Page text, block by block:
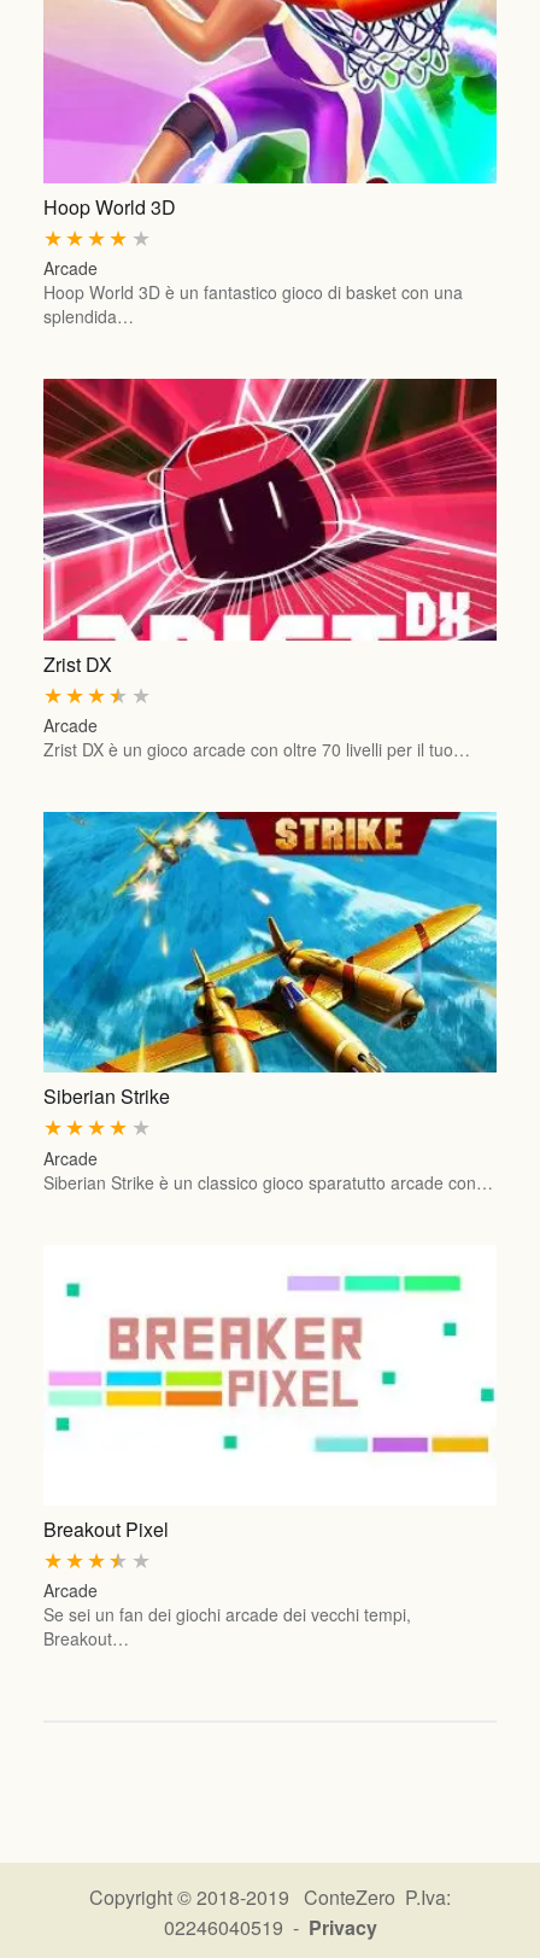
Hoop World 3D
★
★
★
★
★
Arcade
Hoop World 3D è un fantastico gioco di basket con una
splendida…
Zrist DX
★
★
★
★
★
Arcade
Zrist DX è un gioco arcade con oltre 70 livelli per il tuo…
Siberian Strike
★
★
★
★
★
Arcade
Siberian Strike è un classico gioco sparatutto arcade con…
Breakout Pixel
★
★
★
★
★
Arcade
Se sei un fan dei giochi arcade dei vecchi tempi,
Breakout…
Copyright © 2018-2019 ConteZero P.Iva:
02246040519 - Privacy